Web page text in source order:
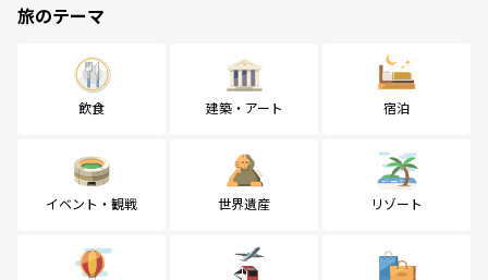
旅のテーマ
飲食 建築・アート 宿泊
イベント・観戦 世界遺産 リゾート